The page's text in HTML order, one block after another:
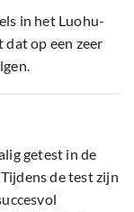
in het Luohu-
op een zeer
getest in de
de test zijn